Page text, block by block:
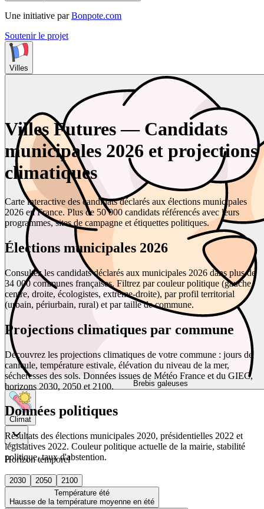
Une initiative par Bonpote.com
Soutenir le projet
Villes
Brebis galeuses
Climat
Horizon temporel
2030 2050
2100
Température été
Hausse de la température moyenne en été
Villes Futures — Candidats
municipales 2026 et projections
climatiques
Carte interactive des candidats déclarés aux élections municipales
2026 en France. Plus de 50 000 candidats référencés avec leurs
programmes, sites de campagne et étiquettes politiques.
Élections municipales 2026
Consultez les candidats déclarés aux municipales 2026 dans plus de
34 000 communes françaises. Filtrez par couleur politique (gauche,
centre, droite, écologistes, extrême-droite), par profil territorial
(urbain, périurbain, rural) et par taille de commune.
Projections climatiques par commune
Découvrez les projections climatiques de votre commune : jours de
canicule, température estivale, élévation du niveau de la mer,
sécheresses des sols. Données issues de Météo France et du GIEC,
horizons 2030, 2050 et 2100.
Données politiques
Résultats des élections municipales 2020, présidentielles 2022 et
législatives 2022. Couleur politique actuelle de la mairie, stabilité
politique, taux d'abstention.